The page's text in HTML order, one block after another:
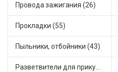
Провода зажигания (26)
Прокладки (55)
Пыльники, отбойники (43)
Разветвители для прикуривателя (4)